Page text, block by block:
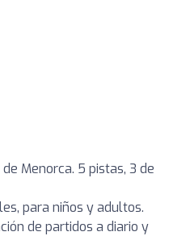
Menorca. 5 pistas, 3 de
para niños y adultos.
de partidos a diario y